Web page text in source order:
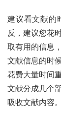
建议看文献的
反，建议您花
取有用的信息
文献信息的时
花费大量时间
文献分成几个
吸收文献内容。